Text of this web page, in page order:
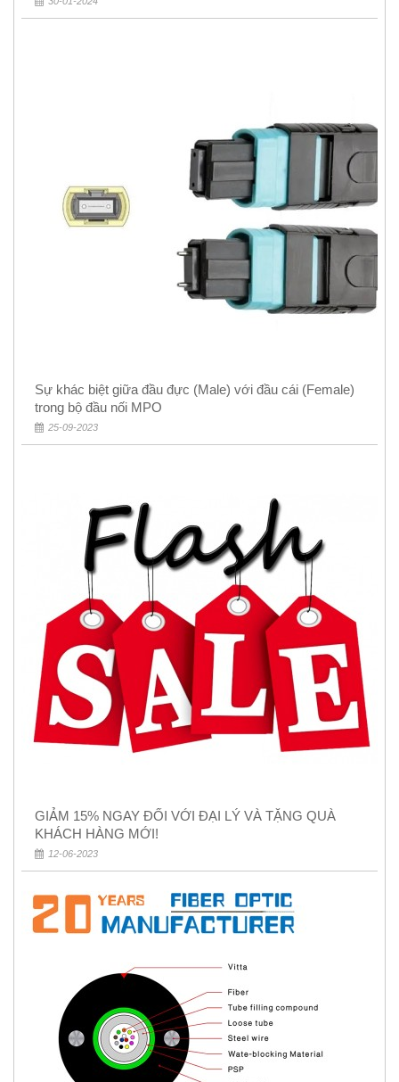
Sự khác biệt giữa đầu đực (Male) với đầu cái (Female)
trong bộ đầu nối MPO
25-09-2023
GIẢM 15% NGAY ĐỐI VỚI ĐẠI LÝ VÀ TẶNG QUÀ
KHÁCH HÀNG MỚI!
12-06-2023